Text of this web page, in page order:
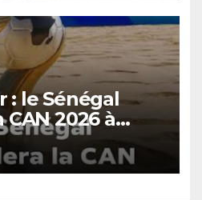
: le Sénégal
2026 à